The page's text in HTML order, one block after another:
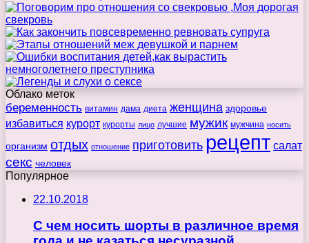
Облако меток
беременность витамин дама диета женщина здоровье
избавиться курорт курорты лицо лучшие мужик мужчина носить
организм отдых отношение приготовить рецепт салат
секс человек
Популярное
22.10.2018
С чем носить шорты в различное время